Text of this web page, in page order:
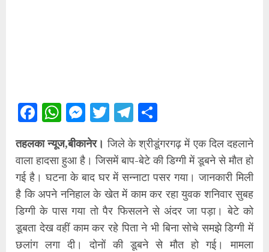
Facebook
WhatsApp
Messenger
TwitterTelegram
तहलका न्यूज,बीकानेर। जिले के श्रीडूंगरगढ़ में एक दिल दहलाने
वाला हादसा हुआ है। जिसमें बाप-बेटे की डिग्गी में डूबने से मौत हो
गई है। घटना के बाद घर में सन्नाटा पसर गया। जानकारी मिली
है कि अपने ननिहाल के खेत में काम कर रहा युवक शनिवार सुबह
डिग्गी के पास गया तो पैर फिसलने से अंदर जा पड़ा। बेटे को
डूबता देख वहीं काम कर रहे पिता ने भी बिना सोचे समझे डिग्गी में
छलांग लगा दी। दोनों की डूबने से मौत हो गई। मामला